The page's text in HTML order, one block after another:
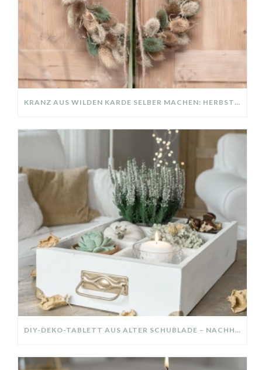
KRANZ AUS WILDEN KARDE SELBER MACHEN: HERBSTDEKO GANZ EINFACH
DIY-DEKO-TABLETT AUS ALTER SCHUBLADE – NACHHALTIGE HERBSTDEKO SELBER MACHEN!